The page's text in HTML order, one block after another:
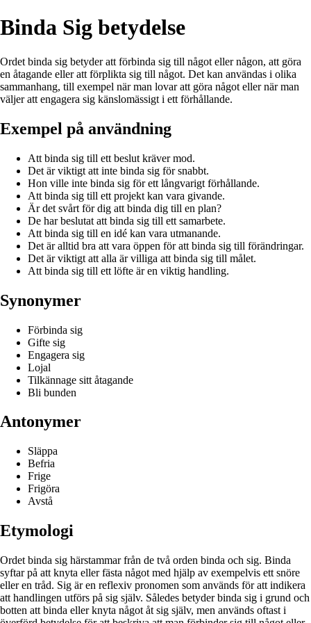
Binda Sig betydelse
Ordet binda sig betyder att förbinda sig till något eller någon, att göra
en åtagande eller att förplikta sig till något. Det kan användas i olika
sammanhang, till exempel när man lovar att göra något eller när man
väljer att engagera sig känslomässigt i ett förhållande.
Exempel på användning
Att binda sig till ett beslut kräver mod.
Det är viktigt att inte binda sig för snabbt.
Hon ville inte binda sig för ett långvarigt förhållande.
Att binda sig till ett projekt kan vara givande.
Är det svårt för dig att binda dig till en plan?
De har beslutat att binda sig till ett samarbete.
Att binda sig till en idé kan vara utmanande.
Det är alltid bra att vara öppen för att binda sig till förändringar.
Det är viktigt att alla är villiga att binda sig till målet.
Att binda sig till ett löfte är en viktig handling.
Synonymer
Förbinda sig
Gifte sig
Engagera sig
Lojal
Tilkännage sitt åtagande
Bli bunden
Antonymer
Släppa
Befria
Frige
Frigöra
Avstå
Etymologi
Ordet binda sig härstammar från de två orden binda och sig. Binda
syftar på att knyta eller fästa något med hjälp av exempelvis ett snöre
eller en tråd. Sig är en reflexiv pronomen som används för att indikera
att handlingen utförs på sig själv. Således betyder binda sig i grund och
botten att binda eller knyta något åt sig själv, men används oftast i